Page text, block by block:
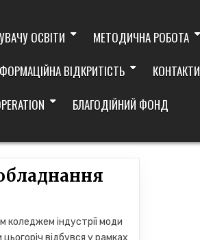
ОСВІТИ МЕТОДИЧНА РОБОТА
ВІДКРИТІСТЬ КОНТАКТИ
БЛАГОДІЙНИЙ ФОНД
коледжем індустрії моди